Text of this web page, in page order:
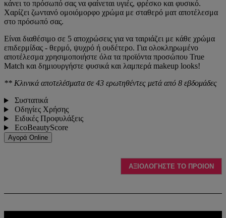
κάνει το πρόσωπό σας να φαίνεται υγιές, φρέσκο και φυσικό.
Χαρίζει ζωντανό ομοιόμορφο χρώμα με σταθερό ματ αποτέλεσμα
στο πρόσωπό σας.
Είναι διαθέσιμο σε 5 αποχρώσεις για να ταιριάζει με κάθε χρώμα
επιδερμίδας - θερμό, ψυχρό ή ουδέτερο. Για ολοκληρωμένο
αποτέλεσμα χρησιμοποιήστε όλα τα προϊόντα προσώπου True
Match και δημιουργήστε φυσικά και λαμπερά makeup looks!
** Κλινικά αποτελέσματα σε 43 ερωτηθέντες μετά από 8 εβδομάδες
Συστατικά
Οδηγίες Χρήσης
Ειδικές Προφυλάξεις
EcoBeautyScore
Αγορά Online
ΑΞΙΟΛΟΓΗΣΤΕ ΤΟ ΠΡΟΙΟΝ